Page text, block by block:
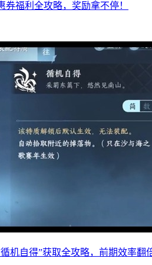
券福利全攻略，奖励拿不停！
机自得”获取全攻略，前期效率翻